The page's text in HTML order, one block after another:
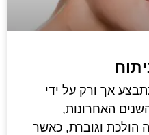
אך ורק על ידי
האחרונות,
הולכת וגוברת, כאשר